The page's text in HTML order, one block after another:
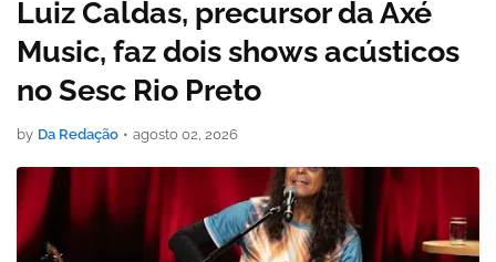
Luiz Caldas, precursor da Axé
Music, faz dois shows acústicos
no Sesc Rio Preto
by Da Redação • agosto 02, 2026